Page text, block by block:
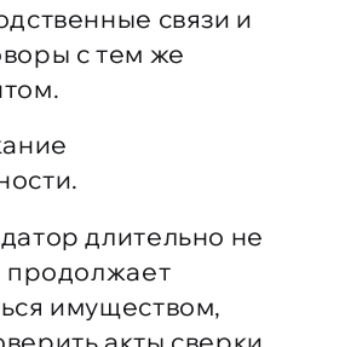
связи и
с тем же
длительно не
продолжает
имуществом,